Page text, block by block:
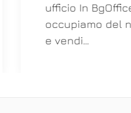
In BgOffice ci
del noleggio